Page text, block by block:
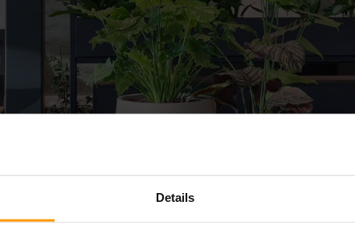
Details